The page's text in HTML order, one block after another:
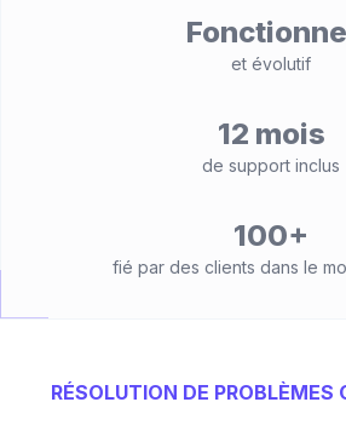
et évolutif
12 mois
de support inclus
100+
fié par des clients dans le
RÉSOLUTION DE PROBLÈMES